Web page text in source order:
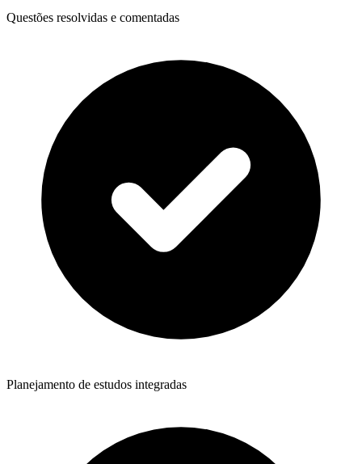
Questões resolvidas e comentadas
Planejamento de estudos integradas